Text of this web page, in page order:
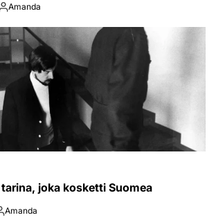
Amanda
tarina, joka kosketti Suomea
Amanda